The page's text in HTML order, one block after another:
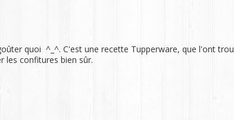
quoi ^_^. C'est une recette Tupperware, que l'ont
les confitures bien sûr.